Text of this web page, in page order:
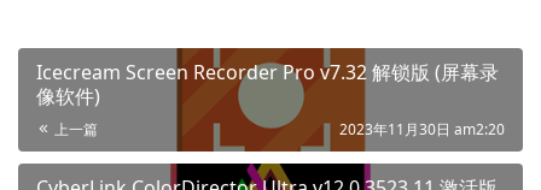
Icecream Screen Recorder Pro v7.32 解锁版 (屏幕录
像软件)
上一篇 2023年11月30日 am2:20